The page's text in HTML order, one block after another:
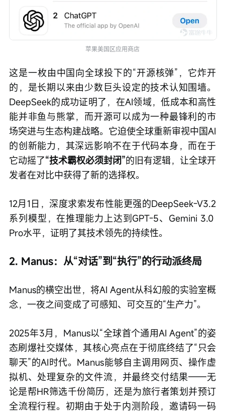
苹果美国区应用商店
这是一枚由中国向全球投下的“开源核弹”，它炸开
的，是长期以来由少数巨头设定的技术认知围墙。
DeepSeek的成功证明了，在AI领域，低成本和高性
能并非鱼与熊掌，而开源可以成为一种最锋利的市
场突进与生态构建战略。它迫使全球重新审视中国AI
的创新能力，其深远影响不在于代码本身，而在于
它动摇了“技术霸权必须封闭”的旧有逻辑，让全球开
发者在对比中获得了新的选择权。
12月1日，深度求索发布性能更强的DeepSeek-V3.2
系列模型，在推理能力上达到GPT-5、Gemini 3.0
Pro水平，证明了其技术领先的持续性。
2. Manus：从“对话”到“执行”的行动派终局
Manus的横空出世，将AI Agent从科幻般的实验室概
念，一夜之间变成了可感知、可交互的“生产力”。
2025年3月，Manus以“全球首个通用AI Agent”的姿
态刷爆社交媒体，其核心亮点在于彻底终结了“只会
聊天”的AI时代。Manus能够自主调用网页、操作虚
拟机、处理复杂的文件流，并最终交付结果——无
论是帮HR筛选千份简历，还是为旅行者策划并预订
全流程行程。初期由于处于内测阶段，邀请码一码